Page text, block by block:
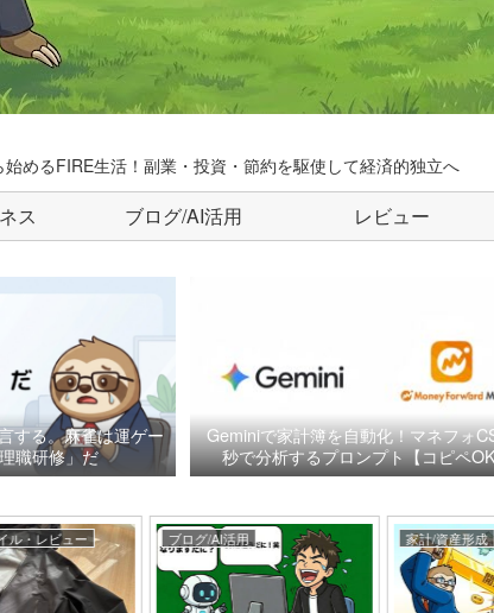
始めるFIRE生活！副業・投資・節約を駆使して経済的独立へ
ス ブログ/AI活用 レビュー
する。麻雀は運ゲー
職研修」だ
Geminiで家計簿を自動化！マネフォ
秒で分析するプロンプト【コピペ
/AI活用 家計/資産形成 仕事/マ